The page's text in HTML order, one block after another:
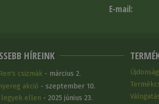
E-mail:
HÍREINK
csizmák- március 2.
akció - szeptember 10.
legyek ellen - 2025 június 23.